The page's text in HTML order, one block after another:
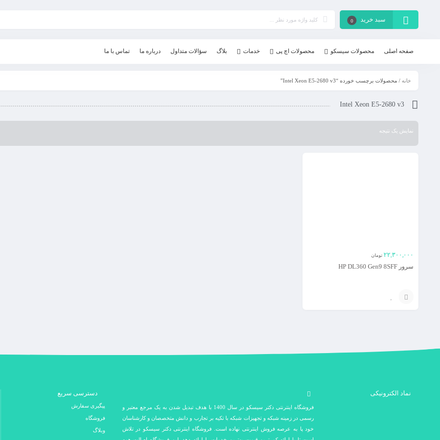
سبد خرید 0
صفحه اصلی محصولات سیسکو محصولات اچ پی خدمات بلاگ سؤالات متداول درباره ما تماس با ما
خانه / محصولات برچسب خورده “Intel Xeon E5-2680 v3”
Intel Xeon E5-2680 v3
نمایش یک نتیجه
۲۲,۳۰۰,۰۰۰ تومان
سرور HP DL360 Gen9 8SFF
نماد الکترونیکی
فروشگاه اینترنتی دکتر سیسکو در سال 1400 با هدف تبدیل شدن به یک مرجع معتبر و
رسمی در زمینه شبکه و تجهیزات شبکه با تکیه بر تجارب و دانش متخصصان و کارشناسان
خود پا به عرصه فروش اینترنتی نهاده است. فروشگاه اینترنتی دکتر سیسکو در تلاش
دسترسی سریع
پیگیری سفارش
فروشگاه
وبلاگ